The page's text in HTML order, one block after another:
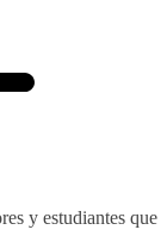
y estudiantes que